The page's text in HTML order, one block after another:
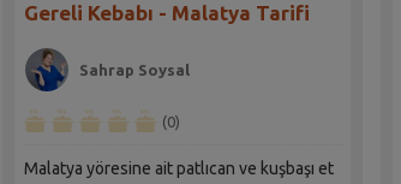
Gereli Kebabı - Malatya Tarifi
Sahrap Soysal
(0)
Malatya yöresine ait patlıcan ve kuşbaşı et